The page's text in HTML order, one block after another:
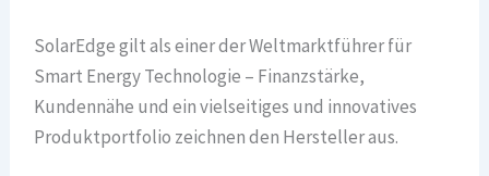
SolarEdge gilt als einer der Weltmarktführer für
Smart Energy Technologie – Finanzstärke,
Kundennähe und ein vielseitiges und innovatives
Produktportfolio zeichnen den Hersteller aus.